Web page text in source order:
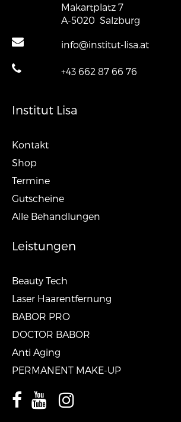
Makartplatz 7
A-5020 Salzburg
info@institut-lisa.at
+43 662 87 66 76
Institut Lisa
Kontakt
Shop
Termine
Gutscheine
Alle Behandlungen
Leistungen
Beauty Tech
Laser Haarentfernung
BABOR PRO
DOCTOR BABOR
Anti Aging
PERMANENT MAKE-UP